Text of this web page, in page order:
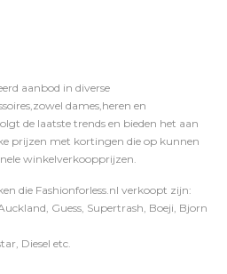
aanbod in diverse
dames,heren en
de laatste trends en bieden het aan
prijzen met kortingen die op kunnen
winkelverkoopprijzen.
die Fashionforless.nl verkoopt zijn:
Guess, Supertrash, Boeji, Bjorn
Diesel etc.